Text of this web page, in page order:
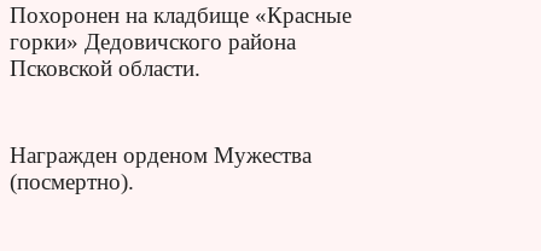
Похоронен на кладбище «Красные
горки» Дедовичского района
Псковской области.
Награжден орденом Мужества
(посмертно).